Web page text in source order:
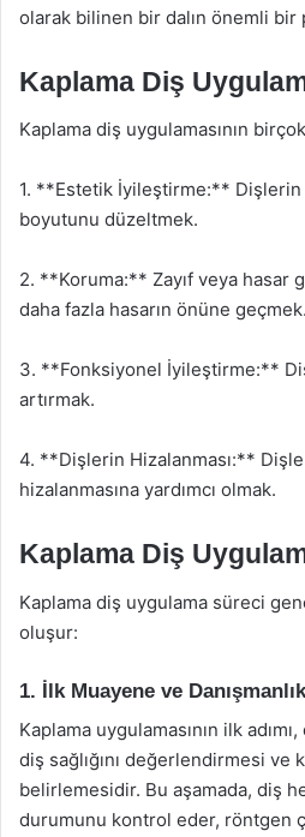
olarak bilinen bir dalın önemli bir
Kaplama Diş
Kaplama diş uygulamasının
1. **Estetik İyileştirme:**
boyutunu düzeltmek.
2. **Koruma:** Zayıf veya hasar
daha fazla hasarın önüne geçmek.
3. **Fonksiyonel İyileştirme:**
artırmak.
4. **Dişlerin Hizalanması:**
hizalanmasına yardımcı olmak.
Kaplama Diş
Kaplama diş uygulama süreci
oluşur:
1. İlk Muayene ve Danışmanlık
Kaplama uygulamasının ilk
diş sağlığını değerlendirmesi ve
belirlemesidir. Bu aşamada, diş
durumunu kontrol eder, röntgen